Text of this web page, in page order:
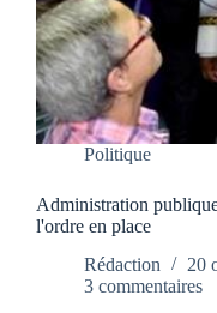
Politique
Administration
l'ordre en place
Rédaction
20
3 commentaires